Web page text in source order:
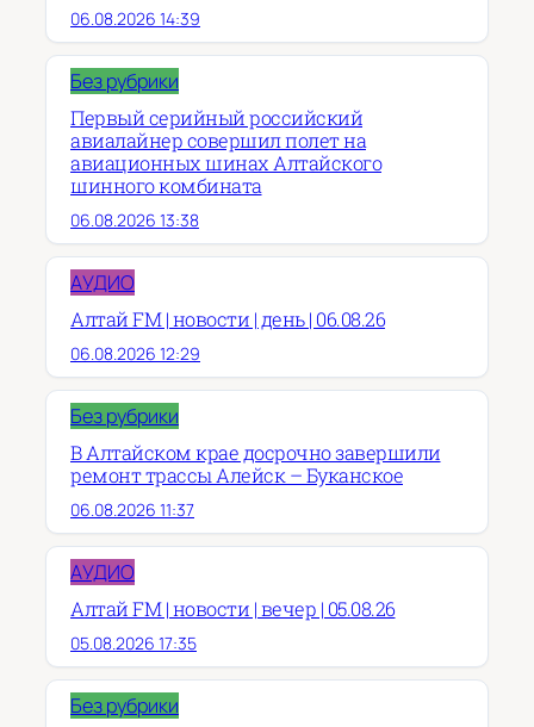
06.08.2026 14:39
Без рубрики
Первый серийный российский
авиалайнер совершил полет на
авиационных шинах Алтайского
шинного комбината
06.08.2026 13:38
АУДИО
Алтай FM | новости | день | 06.08.26
06.08.2026 12:29
Без рубрики
В Алтайском крае досрочно завершили
ремонт трассы Алейск – Буканское
06.08.2026 11:37
АУДИО
Алтай FM | новости | вечер | 05.08.26
05.08.2026 17:35
Без рубрики